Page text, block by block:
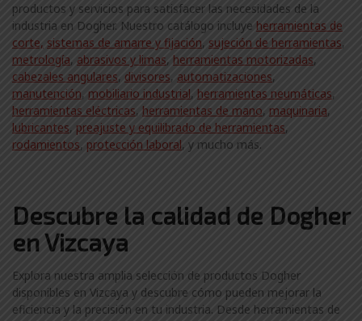
productos y servicios para satisfacer las necesidades de la
industria en Dogher. Nuestro catálogo incluye herramientas de
corte, sistemas de amarre y fijación, sujeción de herramientas,
metrología, abrasivos y limas, herramientas motorizadas,
cabezales angulares, divisores, automatizaciones,
manutención, mobiliario industrial, herramientas neumáticas,
herramientas eléctricas, herramientas de mano, maquinaria,
lubricantes, preajuste y equilibrado de herramientas,
rodamientos, protección laboral, y mucho más.
Descubre la calidad de Dogher
en Vizcaya
Explora nuestra amplia selección de productos Dogher
disponibles en Vizcaya y descubre cómo pueden mejorar la
eficiencia y la precisión en tu industria. Desde herramientas de